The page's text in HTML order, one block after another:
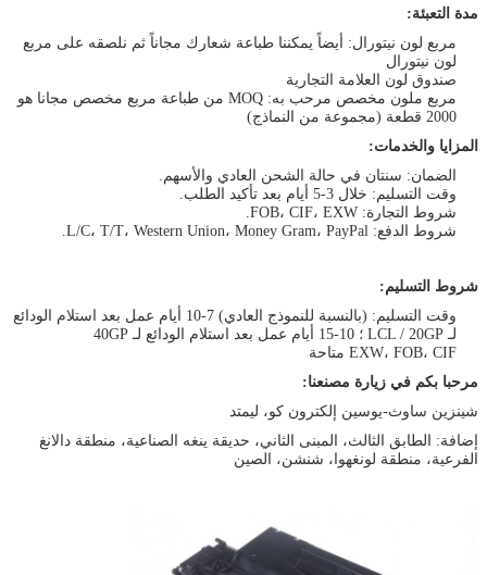
مدة التعبئة:
مربع لون نيتورال: أيضاً يمكننا طباعة شعارك مجاناً ثم نلصقه على مربع
لون نيتورال
صندوق لون العلامة التجارية
مربع ملون مخصص مرحب به: MOQ من طباعة مربع مخصص مجانا هو
2000 قطعة (مجموعة من النماذج)
المزايا والخدمات:
الضمان: سنتان في حالة الشحن العادي والأسهم.
وقت التسليم: خلال 3-5 أيام بعد تأكيد الطلب.
شروط التجارة: FOB، CIF، EXW.
شروط الدفع: L/C، T/T، Western Union، Money Gram، PayPal.
شروط التسليم:
وقت التسليم: (بالنسبة للنموذج العادي) 7-10 أيام عمل بعد استلام الودائع
لـ LCL / 20GP ؛ 10-15 أيام عمل بعد استلام الودائع لـ 40GP
EXW، FOB، CIF متاحة
مرحبا بكم في زيارة مصنعنا:
شينزين ساوث-يوسين إلكترون كو، ليمتد
إضافة: الطابق الثالث، المبنى الثاني، حديقة ينغه الصناعية، منطقة دالانغ
الفرعية، منطقة لونغهوا، شنشن، الصين